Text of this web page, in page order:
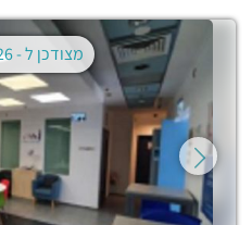
מצודכן ל -02.08.2026